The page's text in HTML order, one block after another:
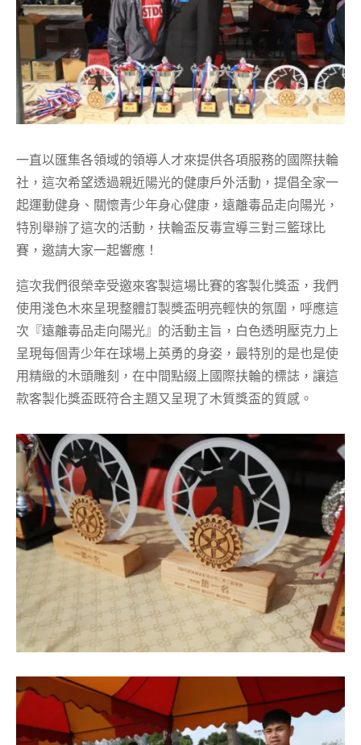
一直以匯集各領域的領導人才來提供各項服務的國際扶輪
社，這次希望透過親近陽光的健康戶外活動，提倡全家一
起運動健身、關懷青少年身心健康，遠離毒品走向陽光，
特別舉辦了這次的活動，扶輪盃反毒宣導三對三籃球比
賽，邀請大家一起響應！
這次我們很榮幸受邀來客製這場比賽的客製化獎盃，我們
使用淺色木來呈現整體訂製獎盃明亮輕快的氛圍，呼應這
次『遠離毒品走向陽光』的活動主旨，白色透明壓克力上
呈現每個青少年在球場上英勇的身姿，最特別的是也是使
用精緻的木頭雕刻，在中間點綴上國際扶輪的標誌，讓這
款客製化獎盃既符合主題又呈現了木質獎盃的質感。